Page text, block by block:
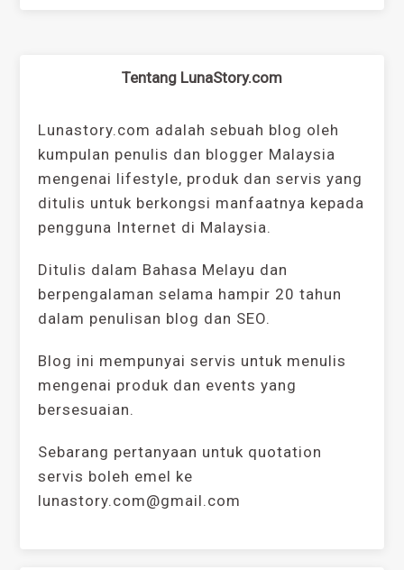
Tentang LunaStory.com
Lunastory.com adalah sebuah blog oleh
kumpulan penulis dan blogger Malaysia
mengenai lifestyle, produk dan servis yang
ditulis untuk berkongsi manfaatnya kepada
pengguna Internet di Malaysia.
Ditulis dalam Bahasa Melayu dan
berpengalaman selama hampir 20 tahun
dalam penulisan blog dan SEO.
Blog ini mempunyai servis untuk menulis
mengenai produk dan events yang
bersesuaian.
Sebarang pertanyaan untuk quotation
servis boleh emel ke
lunastory.com@gmail.com